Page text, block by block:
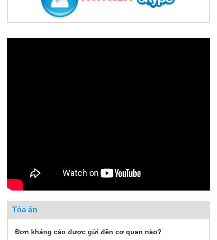
Tòa án
Đơn kháng cáo được gửi đến cơ quan nào?